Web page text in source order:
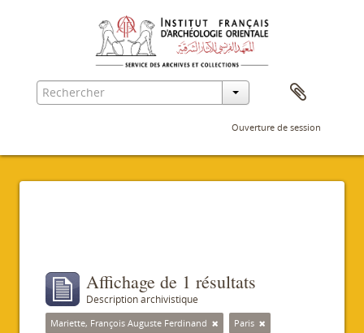
Ouverture de session
Affichage de 1 résultats
Description archivistique
Mariette, François Auguste Ferdinand Paris